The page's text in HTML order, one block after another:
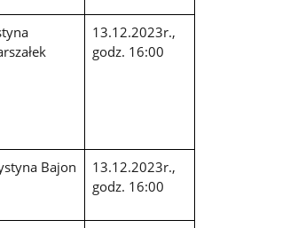
13.12.2023r.,
godz. 16:00
Bajon
13.12.2023r.,
godz. 16:00